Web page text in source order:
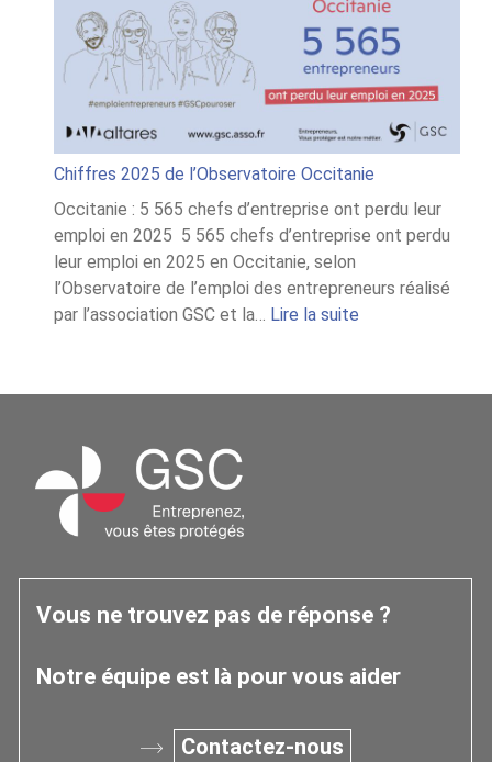
Chiffres 2025 de l’Observatoire Occitanie
Occitanie : 5 565 chefs d’entreprise ont perdu leur
emploi en 2025 5 565 chefs d’entreprise ont perdu
leur emploi en 2025 en Occitanie, selon
l’Observatoire de l’emploi des entrepreneurs réalisé
par l’association GSC et la… Lire la suite:
de
Vous ne trouvez pas de réponse ?
Notre équipe est là pour vous aider
Contactez-nous